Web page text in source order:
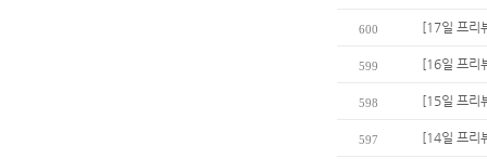
600 [17일 프리
599 [16일 프리
598 [15일 프리
597 [14일 프리